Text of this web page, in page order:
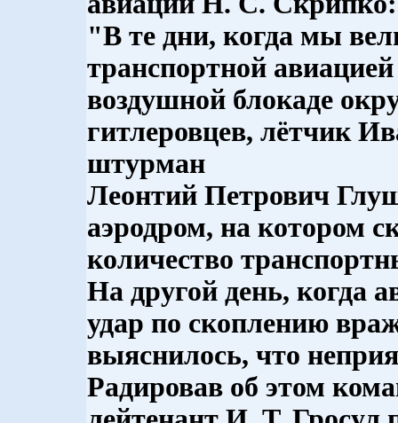
"В те дни, когда мы
транспортной
воздушной блокаде
гитлеровцев, лётчик
штурман
Леонтий Петрович
аэродром, на котором
количество
На другой день, когда
удар по скоплению
выяснилось, что
Радировав об этом